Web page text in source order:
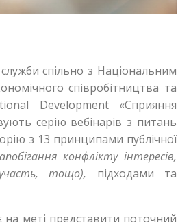
спільно з Національним
співробітництва та
Development «Сприяння
серію вебінарів з питань
з 13 принципами публічної
конфлікту інтересів,
тощо), підходами та
на меті представити поточний